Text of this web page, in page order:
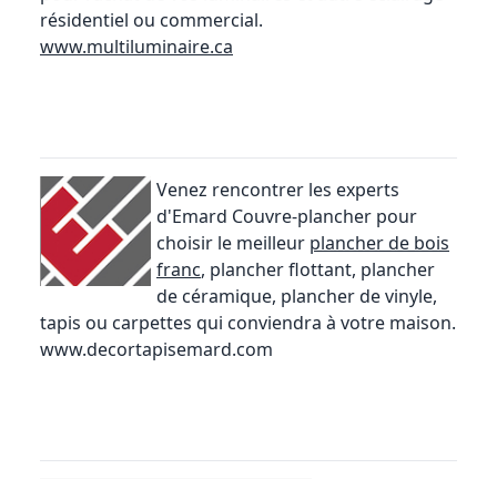
résidentiel ou commercial.
www.multiluminaire.ca
Venez rencontrer les experts
d'Emard Couvre-plancher pour
choisir le meilleur plancher de bois
franc, plancher flottant, plancher
de céramique, plancher de vinyle,
tapis ou carpettes qui conviendra à votre maison.
www.decortapisemard.com